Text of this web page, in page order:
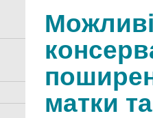
матки